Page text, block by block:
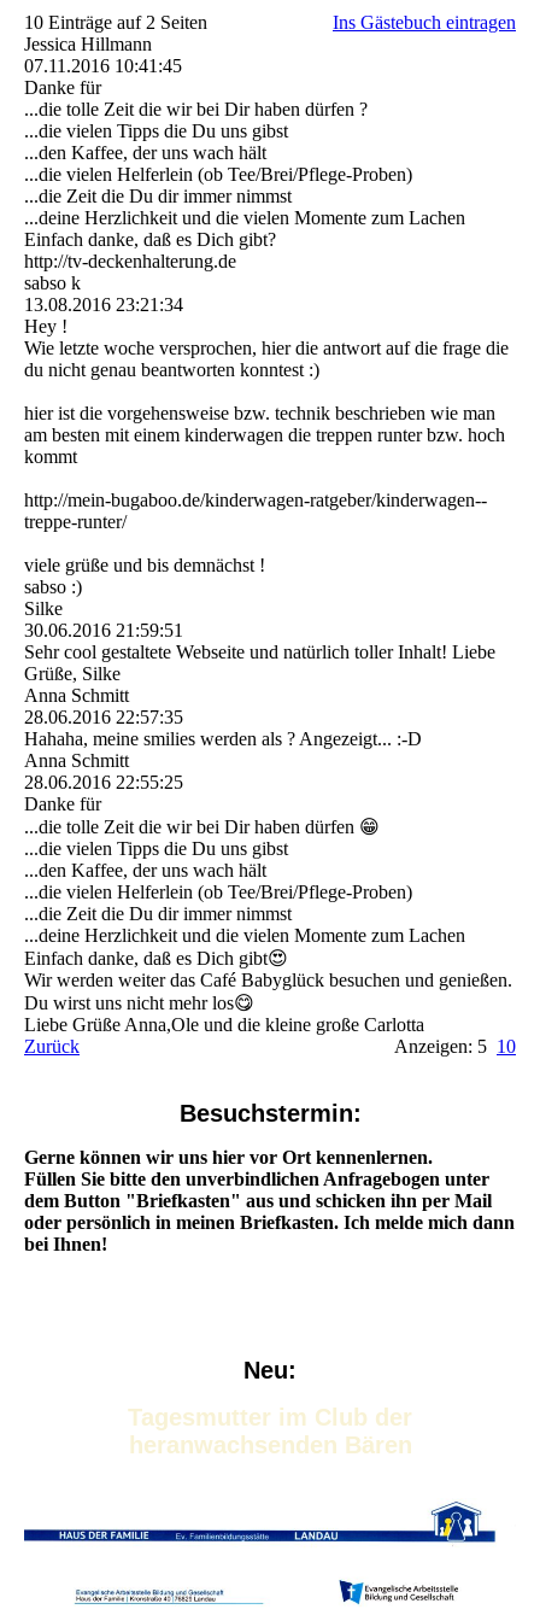
10 Einträge auf 2 Seiten
Ins Gästebuch eintragen
Jessica Hillmann
07.11.2016 10:41:45
Danke für
...die tolle Zeit die wir bei Dir haben dürfen ?
...die vielen Tipps die Du uns gibst
...den Kaffee, der uns wach hält
...die vielen Helferlein (ob Tee/Brei/Pflege-Proben)
...die Zeit die Du dir immer nimmst
...deine Herzlichkeit und die vielen Momente zum Lachen
Einfach danke, daß es Dich gibt?
http:­//­tv-­deckenhalterung.­de
sabso k
13.08.2016 23:21:34
Hey !
Wie letzte woche versprochen, hier die antwort auf die frage die
du nicht genau beantworten konntest :)
hier ist die vorgehensweise bzw. technik beschrieben wie man
am besten mit einem kinderwagen die treppen runter bzw. hoch
kommt
http:­//­mein-­bugaboo.­de/­kinderwagen-­ratgeber/­kinderwagen-­
treppe-­runter/­
viele grüße und bis demnächst !
sabso :)
Silke
30.06.2016 21:59:51
Sehr cool gestaltete Webseite und natürlich toller Inhalt! Liebe
Grüße, Silke
Anna Schmitt
28.06.2016 22:57:35
Hahaha, meine smilies werden als ? Angezeigt... :-D
Anna Schmitt
28.06.2016 22:55:25
Danke für
...die tolle Zeit die wir bei Dir haben dürfen 😁
...die vielen Tipps die Du uns gibst
...den Kaffee, der uns wach hält
...die vielen Helferlein (ob Tee/Brei/Pflege-Proben)
...die Zeit die Du dir immer nimmst
...deine Herzlichkeit und die vielen Momente zum Lachen
Einfach danke, daß es Dich gibt😍
Wir werden weiter das Café Babyglück besuchen und genießen.
Du wirst uns nicht mehr los😋
Liebe Grüße Anna,Ole und die kleine große Carlotta
Zurück
Anzeigen: 5 10
Besuchstermin:
Gerne können wir uns hier vor Ort kennenlernen.
Füllen Sie bitte den unverbindlichen Anfragebogen unter
dem Button "Briefkasten" aus und schicken ihn per Mail
oder persönlich in meinen Briefkasten. Ich melde mich dann
bei Ihnen!
Neu:
Tagesmutter im Club der
heranwachsenden Bären